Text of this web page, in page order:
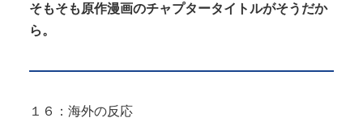
そもそも原作漫画のチャプタータイトルがそうだか
ら。
１６：海外の反応